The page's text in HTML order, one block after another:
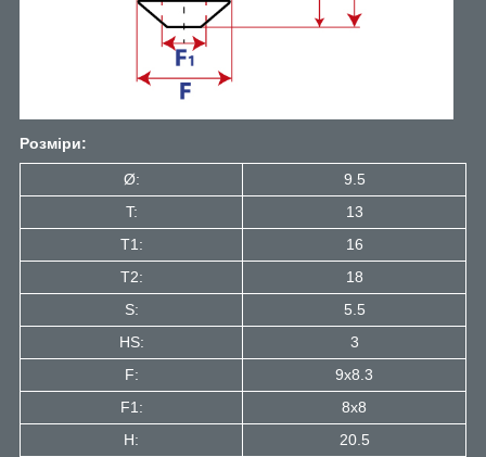
Розміри:
Ø:
9.5
T:
13
T1:
16
Т2:
18
S:
5.5
HS:
3
F:
9x8.3
F1:
8x8
H:
20.5